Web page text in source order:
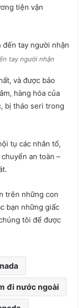
tiện vận
tay người nhận
và được bảo
hàng hóa của
bị tháo seri trong
tụ các nhân tố,
an toàn –
trên những con
bạn những giấc
tôi để được
đi nước ngoài